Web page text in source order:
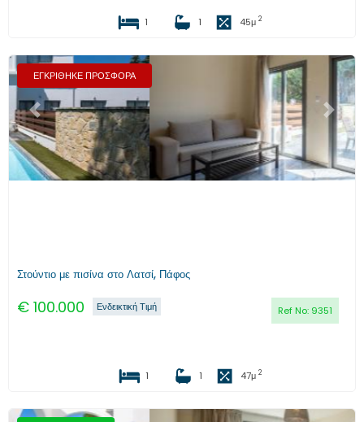
1 1 45μ 2
ΕΓΚΡΙΘΗΚΕ ΠΡΟΣΦΟΡΑ
Προηγούμενο Επόμενο
Στούντιο με πισίνα στο Λατσί, Πάφος
€ 100.000 Ref No: 9351
Ενδεικτική Τιμή
1 1 47μ 2